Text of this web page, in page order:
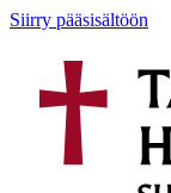
Siirry pääsisältöön